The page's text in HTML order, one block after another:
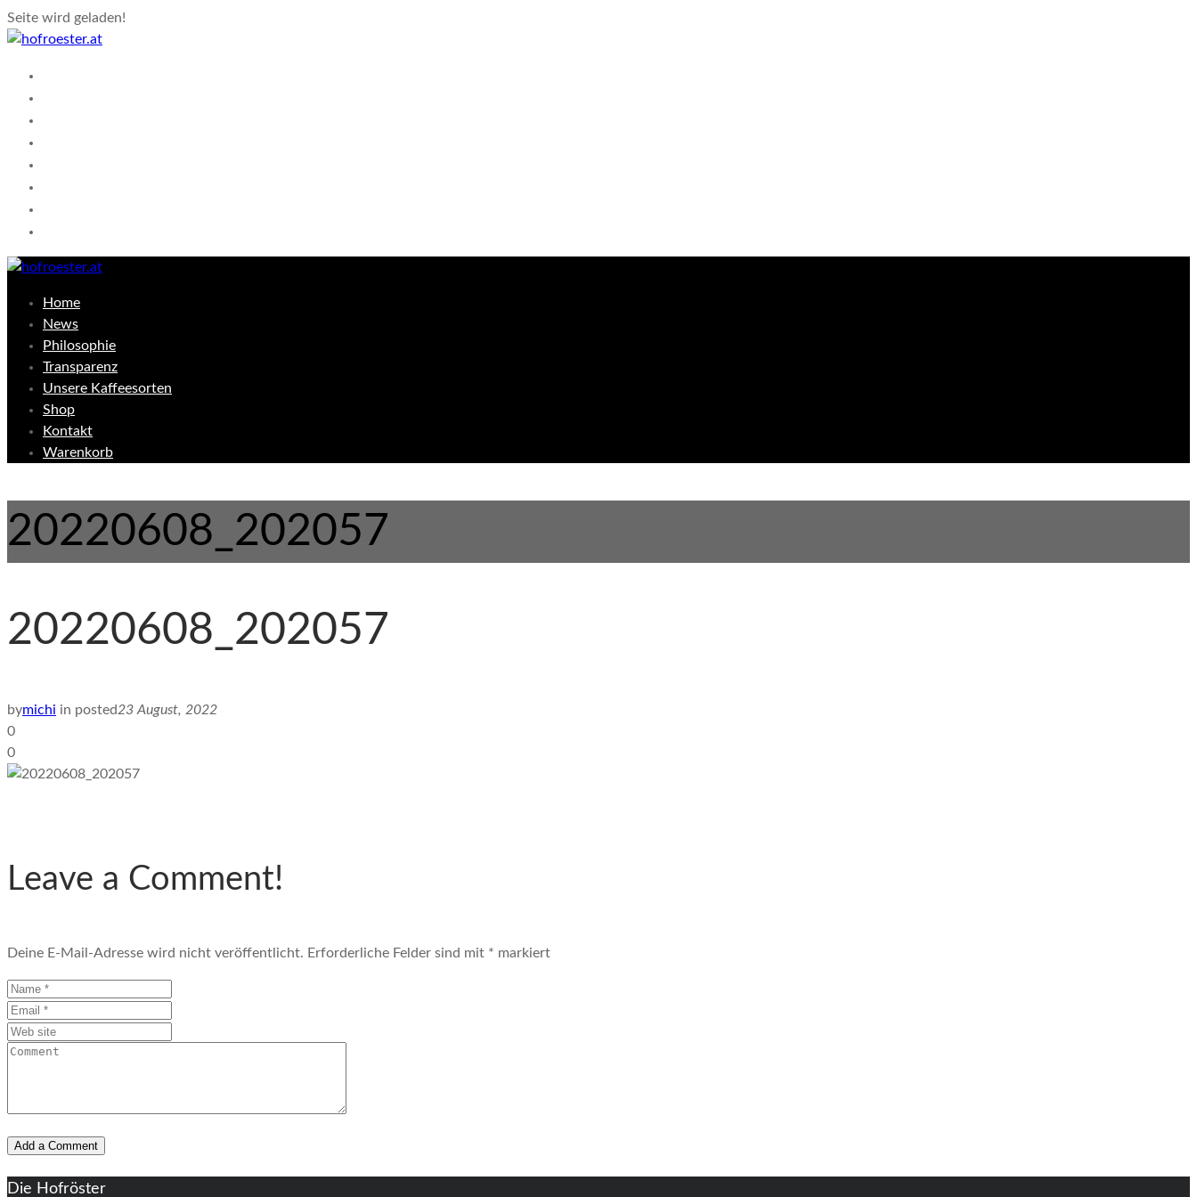
Seite wird geladen!
Home
News
Philosophie
Transparenz
Unsere Kaffeesorten
Shop
Kontakt
Warenkorb
20220608_202057
20220608_202057
bymichi in posted23 August, 2022
0
0
Leave a Comment!
Deine E-Mail-Adresse wird nicht veröffentlicht. Erforderliche Felder sind mit * markiert
Die Hofröster